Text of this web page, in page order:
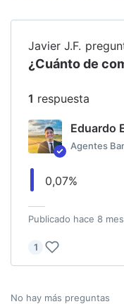
Javier J.F.
¿Cuánto de
1 respuesta
Eduardo
Agentes
0,07%
Publicado hace 8
1
No hay más preguntas